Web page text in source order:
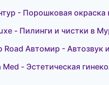
- Порошковая окраска
- Пилинги и чистки в
Road Автомир -
- Эстетическая